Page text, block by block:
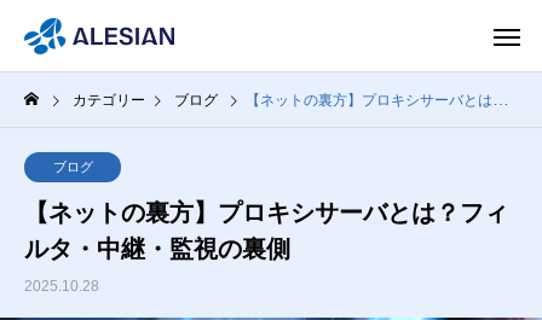
カテゴリー ブログ 【ネットの裏方】プロキシサーバとは？フィルタ・中継・監視の裏側
ブログ
【ネットの裏方】プロキシサーバとは？フィ
ルタ・中継・監視の裏側
2025.10.28